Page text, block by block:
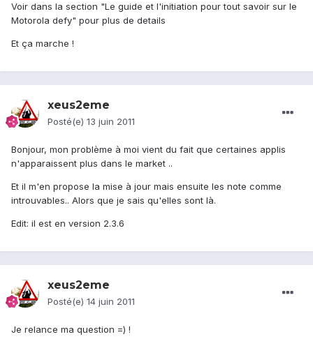
Voir dans la section "Le guide et l'initiation pour tout savoir sur le
Motorola defy" pour plus de details
Et ça marche !
xeus2eme
Posté(e) 13 juin 2011
Bonjour, mon problème à moi vient du fait que certaines applis
n'apparaissent plus dans le market ..
Et il m'en propose la mise à jour mais ensuite les note comme
introuvables.. Alors que je sais qu'elles sont là.
Edit: il est en version 2.3.6
xeus2eme
Posté(e) 14 juin 2011
Je relance ma question =) !